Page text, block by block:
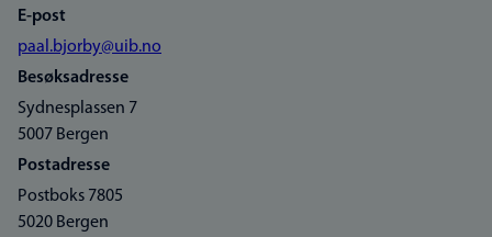
E-post
paal.bjorby@uib.no
Besøksadresse
Sydnesplassen 7
5007 Bergen
Postadresse
Postboks 7805
5020 Bergen